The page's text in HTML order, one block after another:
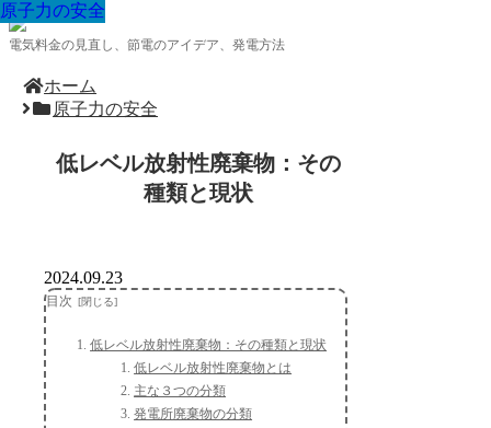
電気料金の見直し、節電のアイデア、発電方法
ホーム
原子力の安全
低レベル放射性廃棄物：その
種類と現状
原子力の安全
2024.09.23
目次
低レベル放射性廃棄物：その種類と現状
低レベル放射性廃棄物とは
主な３つの分類
発電所廃棄物の分類
原子力の安全
原子力の安全
原子力の安全
原子力の安全
原子力の安全
原子力の安全
原子力の安全
原子力の安全